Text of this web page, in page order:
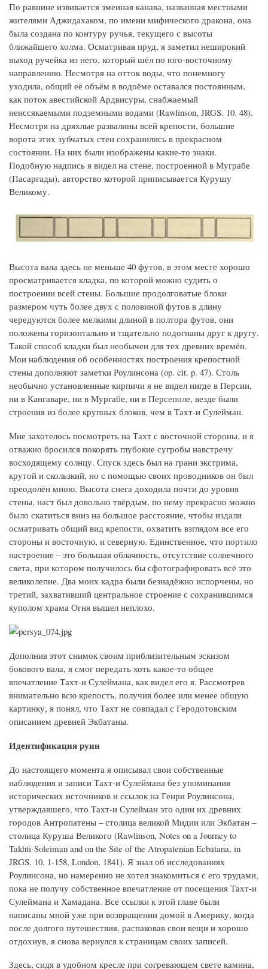
По равнине извивается змеиная канава, названная местными
жителями Аджидахаком, по имени мифического дракона, она
была создана по контуру ручья, текущего с высоты
ближайшего холма. Осматривая пруд, я заметил неширокий
выход ручейка из него, который шёл по юго-восточному
направлению. Несмотря на отток воды, что понемногу
уходила, общий её объём в водоёме оставался постоянным,
как поток авестийской Ардвисуры, снабжаемый
неиссякаемыми подземными водами (Rawlinson, JRGS. 10. 48).
Несмотря на дряхлые развалины всей крепости, большие
ворота этих зубчатых стен сохранились в прекрасном
состоянии. На них были изображены какие-то знаки.
Подобную надпись я видел на стене, построенной в Муграбе
(Пасаргады), авторство которой приписывается Курушу
Великому.
Высота вала здесь не меньше 40 футов, в этом месте хорошо
просматривается кладка, по которой можно судить о
построении всей стены. Большие продолговатые блоки
размером чуть более двух с половиной футов в длину
чередуются более мелкими длиной в полтора футов, они
положены горизонтально и тщательно подогнаны друг к другу.
Такой способ кладки был необычен для тех древних времён.
Мои наблюдения об особенностях построения крепостной
стены дополняют заметки Роулинсона (op. cit. p. 47). Столь
необычно установленные кирпичи я не видел нигде в Персии,
ни в Кангаваре, ни в Мургабе, ни в Персеполе, везде были
строения из более крупных блоков, чем в Тахт-и Сулейман.
Мне захотелось посмотреть на Тахт с восточной стороны, и я
отважно бросился покорять глубокие сугробы навстречу
восходящему солнцу. Спуск здесь был на грани экстрима,
крутой и скользкий, но с помощью своих проводников он был
преодолён мною. Высота снега доходила почти до уровня
стены, наст был довольно твёрдым, по нему прекрасно можно
было скатиться вниз на большое расстояние, чтобы издали
осматривать общий вид крепости, охватить взглядом все его
стороны и восточную, и северную. Единственное, что портило
настроение – это большая облачность, отсутствие солнечного
света, при котором получилось бы сфотографировать всё это
великолепие. Два моих кадра были безнадёжно испорчены, но
третий, захвативший центральное строение с сохранившимся
куполом храма Огня вышел неплохо.
Дополнив этот снимок своим приблизительным эскизом
бокового вала, я смог передать хоть какое-то общее
впечатление Тахт-и Сулеймана, как видел его я. Рассмотрев
внимательно всю крепость, получив более или менее общую
картинку, я понял, что Тахт не совпадал с Геродотовским
описанием древней Экбатаны.
Идентификация руин
До настоящего момента я описывал свои собственные
наблюдения и записи Тахт-и Сулеймана без упоминания
исторических источников и ссылок на Генри Роулинсона,
утверждавшего, что Тахт-и Сулейман это один их древних
городов Антропатены – столица великой Мидии или Экбатан –
столица Куруша Великого (Rawlinson, Notes on a Journey to
Takhti-Soleiman and on the Site of the Atropatenian Ecbatana, in
JRGS. 10. 1-158, London, 1841). Я знал об исследованиях
Роулинсона, но намеренно не хотел знакомиться с его трудами,
пока не получу собственное впечатление от посещения Тахт-и
Сулеймана и Хамадана. Все ссылки к этой главе были
написаны мной уже при возвращении домой в Америку, когда
после долгого путешествия, распаковав свои вещи и хорошо
отдохнув, я снова вернулся к страницам своих записей.
Здесь, сидя в удобном кресле при согревающем свете камина,